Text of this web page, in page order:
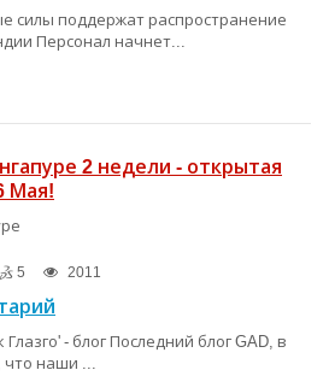
силы поддержат распространение
Персонал начнет...
2 недели - открытая
Мая!
5 2011
- блог Последний блог GAD, в
что наши ...